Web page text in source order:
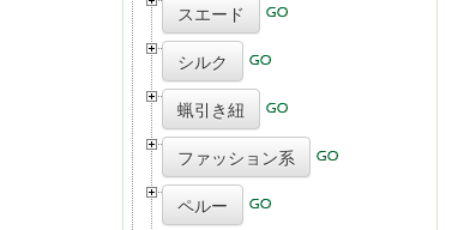
スエード
シルク
蝋引き紐
ファッション系
ペルー